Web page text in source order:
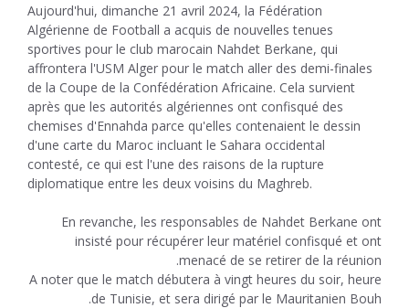
Aujourd'hui, dimanche 21 avril 2024, la Fédération
Algérienne de Football a acquis de nouvelles tenues
sportives pour le club marocain Nahdet Berkane, qui
affrontera l'USM Alger pour le match aller des demi-finales
de la Coupe de la Confédération Africaine. Cela survient
après que les autorités algériennes ont confisqué des
chemises d'Ennahda parce qu'elles contenaient le dessin
d'une carte du Maroc incluant le Sahara occidental
contesté, ce qui est l'une des raisons de la rupture
diplomatique entre les deux voisins du Maghreb.
En revanche, les responsables de Nahdet Berkane ont
insisté pour récupérer leur matériel confisqué et ont
menacé de se retirer de la réunion.
A noter que le match débutera à vingt heures du soir, heure
de Tunisie, et sera dirigé par le Mauritanien Bouh.